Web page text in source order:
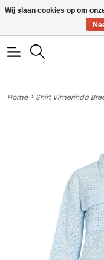
• Wekelijks nieuwe
Home> Shirt Vimerinda
Wij slaan cookies op om